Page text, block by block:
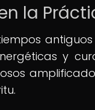
la
y